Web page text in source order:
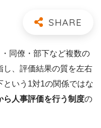
同僚・部下など複数の
し、評価結果の質を左右
いう1対1の関係ではな
ら人事評価を行う制度の